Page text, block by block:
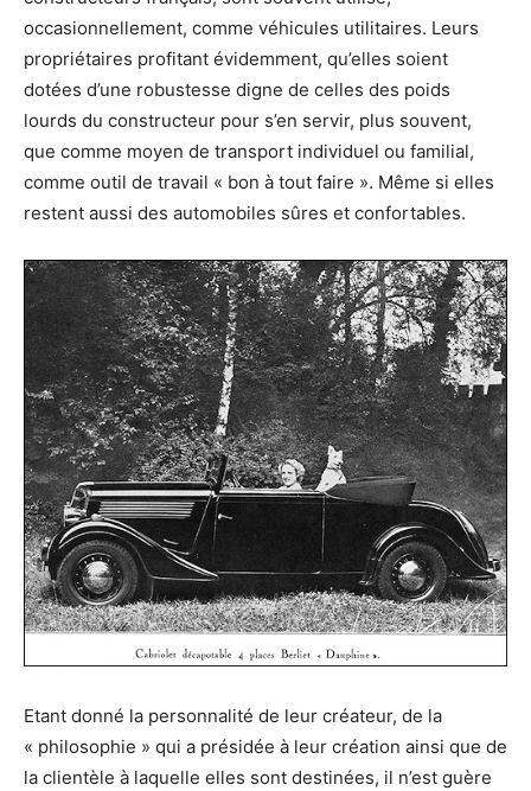
occasionnellement, comme véhicules utilitaires. Leurs
propriétaires profitant évidemment, qu’elles soient
dotées d’une robustesse digne de celles des poids
lourds du constructeur pour s’en servir, plus souvent,
que comme moyen de transport individuel ou familial,
comme outil de travail « bon à tout faire ». Même si elles
restent aussi des automobiles sûres et confortables.
Etant donné la personnalité de leur créateur, de la
« philosophie » qui a présidée à leur création ainsi que de
la clientèle à laquelle elles sont destinées, il n’est guère